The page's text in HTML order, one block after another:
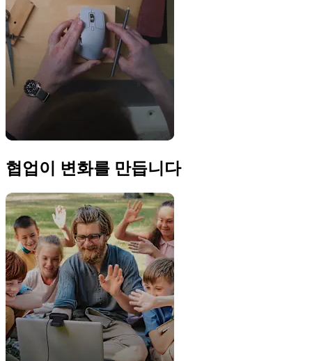
협업이 변화를 만듭니다